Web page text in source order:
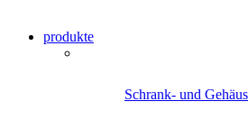
produkte
Schrank- und